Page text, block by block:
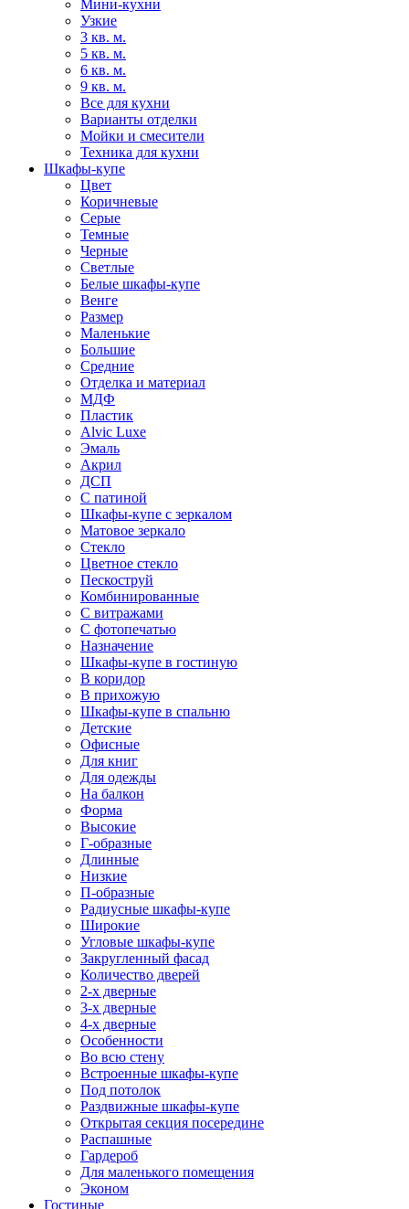
Мини-кухни
Узкие
3 кв. м.
5 кв. м.
6 кв. м.
9 кв. м.
Все для кухни
Варианты отделки
Мойки и смесители
Техника для кухни
Шкафы-купе
Цвет
Коричневые
Серые
Темные
Черные
Светлые
Белые шкафы-купе
Венге
Размер
Маленькие
Большие
Средние
Отделка и материал
МДФ
Пластик
Alvic Luxe
Эмаль
Акрил
ДСП
С патиной
Шкафы-купе с зеркалом
Матовое зеркало
Стекло
Цветное стекло
Пескоструй
Комбинированные
С витражами
С фотопечатью
Назначение
Шкафы-купе в гостиную
В коридор
В прихожую
Шкафы-купе в спальню
Детские
Офисные
Для книг
Для одежды
На балкон
Форма
Высокие
Г-образные
Длинные
Низкие
П-образные
Радиусные шкафы-купе
Широкие
Угловые шкафы-купе
Закругленный фасад
Количество дверей
2-х дверные
3-х дверные
4-х дверные
Особенности
Во всю стену
Встроенные шкафы-купе
Под потолок
Раздвижные шкафы-купе
Открытая секция посередине
Распашные
Гардероб
Для маленького помещения
Эконом
Гостиные